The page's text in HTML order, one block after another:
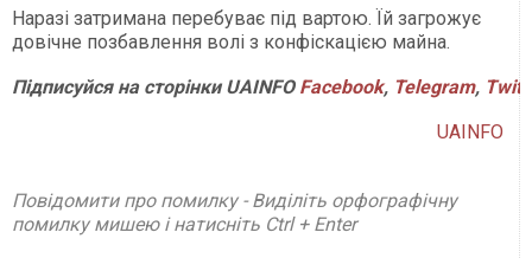
Наразі затримана перебуває під вартою. Їй загрожує
довічне позбавлення волі з конфіскацією майна.
ПідписуйсянасторінкиUAINFO Facebook, Telegram,
UAINFO
Повідомити про помилку - Виділіть орфографічну
помилку мишею і натисніть Ctrl + Enter